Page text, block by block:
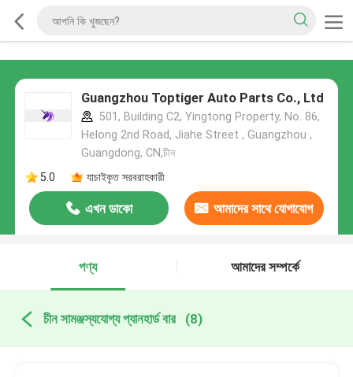
Guangzhou Toptiger Auto Parts Co., Ltd
501, Building C2, Yingtong Property, No. 86,
Helong 2nd Road, Jiahe Street , Guangzhou ,
Guangdong, CN,চীন
5.0
যাচাইকৃত সরবরাহকারী
এখন ডাকো আমাদের সাথে যোগাযোগ
পণ্য
আমাদের সম্পর্কে
চীন সামঞ্জস্যযোগ্য প্যানহার্ড বার (8)